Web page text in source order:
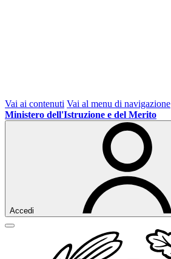
Vai ai contenuti Vai al menu di navigazione
Ministero dell'Istruzione e del Merito
Accedi